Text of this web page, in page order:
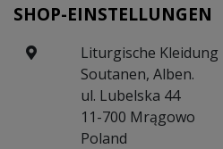
SHOP-EINSTELLUNGEN
Liturgische
Soutanen, Alben.
ul. Lubelska 44
11-700 Mrągowo
Poland